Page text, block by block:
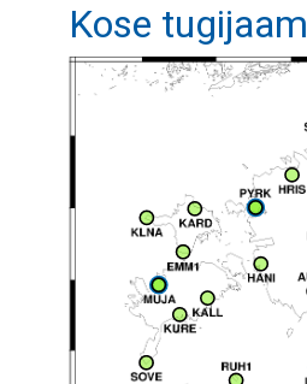
Kose tugijaam